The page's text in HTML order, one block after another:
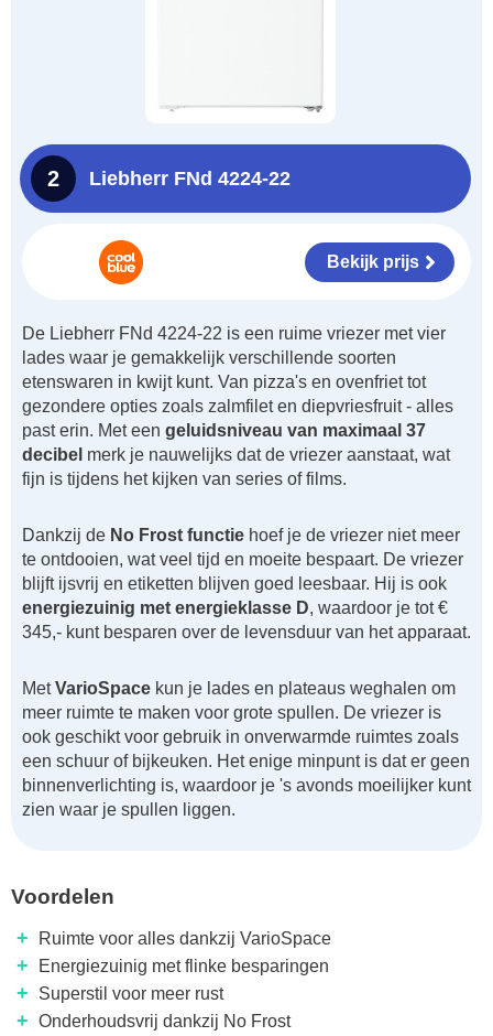
2 Liebherr FNd 4224-22
Bekijk prijs
De Liebherr FNd 4224-22 is een ruime vriezer met vier
lades waar je gemakkelijk verschillende soorten
etenswaren in kwijt kunt. Van pizza's en ovenfriet tot
gezondere opties zoals zalmfilet en diepvriesfruit - alles
past erin. Met een geluidsniveau van maximaal 37
decibel merk je nauwelijks dat de vriezer aanstaat, wat
fijn is tijdens het kijken van series of films.
Dankzij de No Frost functie hoef je de vriezer niet meer
te ontdooien, wat veel tijd en moeite bespaart. De vriezer
blijft ijsvrij en etiketten blijven goed leesbaar. Hij is ook
energiezuinig met energieklasse D, waardoor je tot €
345,- kunt besparen over de levensduur van het apparaat.
MetVarioSpace kun je lades en plateaus weghalen om
meer ruimte te maken voor grote spullen. De vriezer is
ook geschikt voor gebruik in onverwarmde ruimtes zoals
een schuur of bijkeuken. Het enige minpunt is dat er geen
binnenverlichting is, waardoor je 's avonds moeilijker kunt
zien waar je spullen liggen.
Voordelen
+ Ruimte voor alles dankzij VarioSpace
+ Energiezuinig met flinke besparingen
+ Superstil voor meer rust
+ Onderhoudsvrij dankzij No Frost